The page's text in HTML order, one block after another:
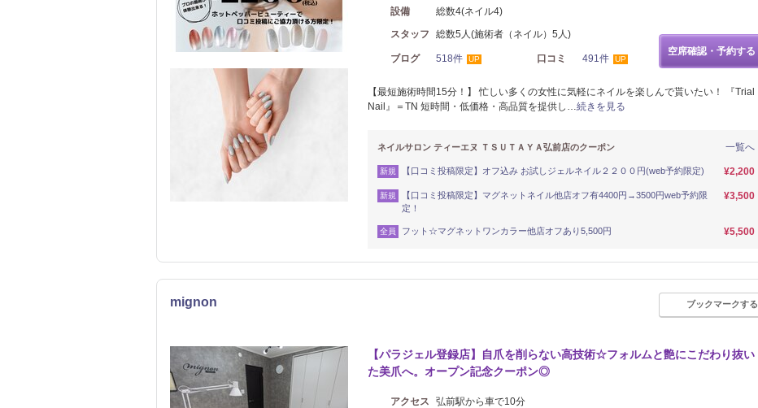
設備
総数4(ネイル4)
スタッフ
総数5人(施術者（ネイル）5人)
ブログ 518件 UP 口コミ 491件 UP
空席確認・予約する
【最短施術時間15分！】 忙しい多くの女性に気軽にネイルを楽しんで貰いたい！ 『Trial
Nail』＝TN 短時間・低価格・高品質を提供し…続きを見る
一覧へ
ネイルサロン ティーエヌ ＴＳＵＴＡＹＡ弘前店のクーポン
新規 【口コミ投稿限定】オフ込み お試しジェルネイル２２００円(web予約限定) ¥2,200
新規
【口コミ投稿限定】マグネットネイル他店オフ有4400円→3500円web予約限
定！
¥3,500
全員 フット☆マグネットワンカラー他店オフあり5,500円 ¥5,500
mignon ブックマークする
【パラジェル登録店】自爪を削らない高技術☆フォルムと艶にこだわり抜い
た美爪へ。オープン記念クーポン◎
アクセス
弘前駅から車で10分